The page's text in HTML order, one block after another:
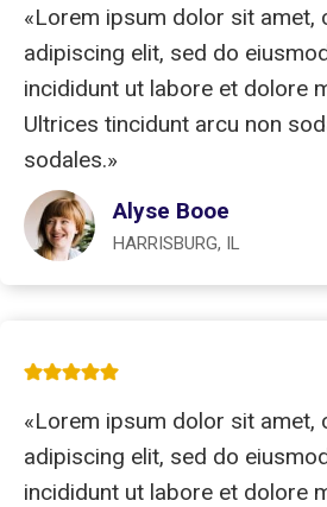
«Lorem ipsum dolor sit amet,
adipiscing elit, sed do
incididunt ut labore et dolore
Ultrices tincidunt arcu non
sodales.»
Alyse Booe
HARRISBURG, IL
«Lorem ipsum dolor sit amet,
adipiscing elit, sed do
incididunt ut labore et dolore